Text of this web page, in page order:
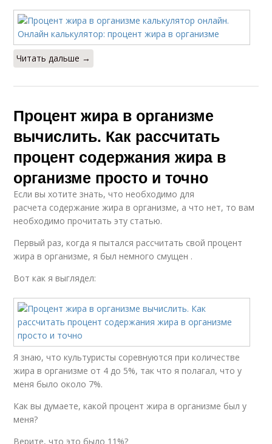
Читать дальше →
Процент жира в организме
вычислить. Как рассчитать
процент содержания жира в
организме просто и точно
Если вы хотите знать, что необходимо для
расчета содержание жира в организме, а что нет, то вам
необходимо прочитать эту статью.
Первый раз, когда я пытался рассчитать свой процент
жира в организме, я был немного смущен .
Вот как я выглядел:
Я знаю, что культуристы соревнуются при количестве
жира в организме от 4 до 5%, так что я полагал, что у
меня было около 7%.
Как вы думаете, какой процент жира в организме был у
меня?
Верите, что это было 11%?